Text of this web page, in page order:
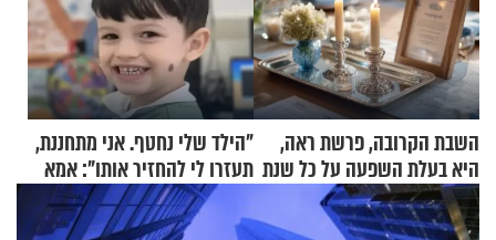
השבת הקרובה, פרשת ראה,
היא בעלת השפעה על כל שנת
תשפ"ז
"הילד שלי נחטף. אני מתחננת,
תעזרו לי להחזיר אותו": אמא
של יובל בן ה-4 בריאיון דומע